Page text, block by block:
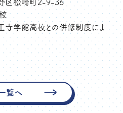
区松崎町2-9-36
寺学館高校との併修制度によ
覧へ